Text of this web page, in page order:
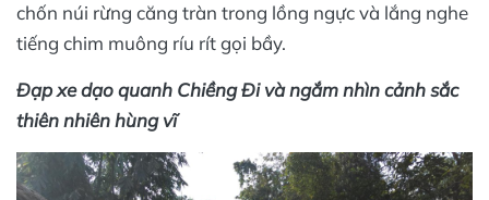
chốn núi rừng căng tràn trong lồng ngực và lắng nghe
tiếng chim muông ríu rít gọi bầy.
Đạp xe dạo quanh Chiềng Đi và ngắm nhìn cảnh sắc
thiên nhiên hùng vĩ